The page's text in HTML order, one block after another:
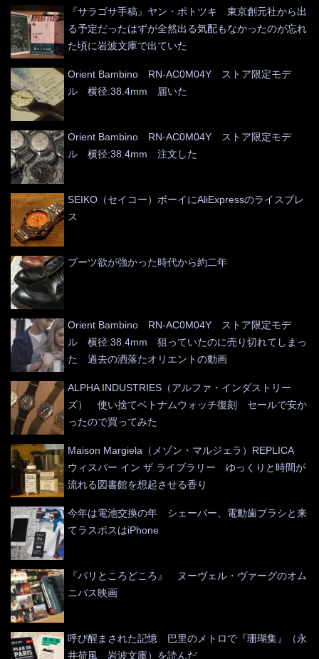
『サラゴサ手稿』ヤン・ポトツキ 東京創元社から出
る予定だったはずが全然出る気配もなかったのが忘れ
た頃に岩波文庫で出ていた
Orient Bambino RN-AC0M04Y ストア限定モデ
ル 横径:38.4mm 届いた
Orient Bambino RN-AC0M04Y ストア限定モデ
ル 横径:38.4mm 注文した
SEIKO（セイコー）ボーイにAliExpressのライスブレ
ス
ブーツ欲が強かった時代から約二年
Orient Bambino RN-AC0M04Y ストア限定モデ
ル 横径:38.4mm 狙っていたのに売り切れてしまっ
た 過去の洒落たオリエントの動画
ALPHA INDUSTRIES（アルファ・インダストリー
ズ） 使い捨てベトナムウォッチ復刻 セールで安か
ったので買ってみた
Maison Margiela（メゾン・マルジェラ）REPLICA
ウィスパー イン ザ ライブラリー ゆっくりと時間が
流れる図書館を想起させる香り
今年は電池交換の年 シェーバー、電動歯ブラシと来
てラスボスはiPhone
『パリところどころ』 ヌーヴェル・ヴァーグのオム
ニバス映画
呼び醒まされた記憶 巴里のメトロで『珊瑚集』（永
井荷風 岩波文庫）を読んだ